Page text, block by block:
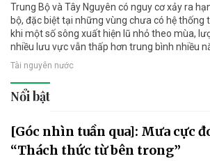
Trung Bộ và Tây Nguyên có nguy cơ xảy ra
bộ, đặc biệt tại những vùng chưa có hệ thống
khi một số sông xuất hiện lũ nhỏ theo mùa,
nhiều lưu vực vẫn thấp hơn trung bình nhiều
Tài nguyên nước
Nổi bật
[Góc nhìn tuần qua]: Mưa cực
“Thách thức từ bên trong”